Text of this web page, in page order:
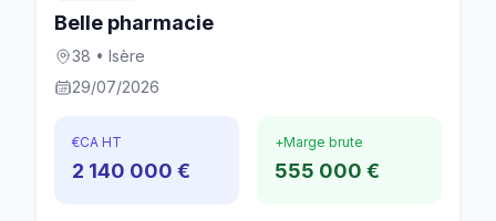
Belle pharmacie
38 • Isère
29/07/2026
€CA HT
2 140 000 €
+Marge brute
555 000 €